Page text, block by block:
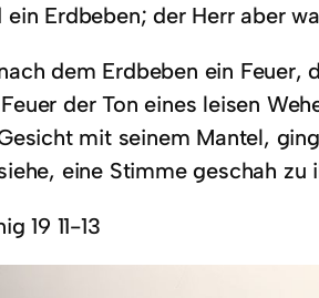
ein Erdbeben; der Herr aber
dem Erdbeben ein Feuer,
der Ton eines leisen
mit seinem Mantel,
eine Stimme geschah zu
19 11-13